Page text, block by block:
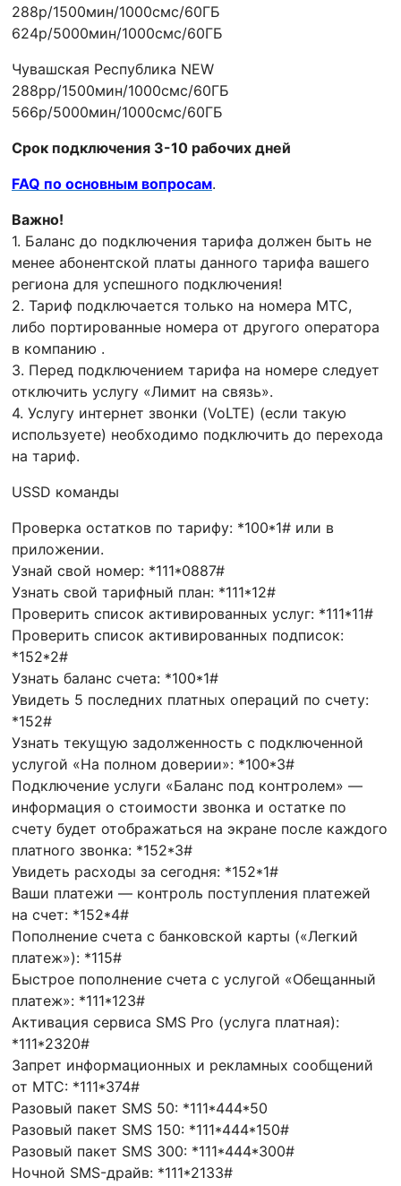
288р/1500мин/1000смс/60ГБ
624р/5000мин/1000смс/60ГБ
Чувашская Республика NEW
288рр/1500мин/1000смс/60ГБ
566р/5000мин/1000смс/60ГБ
Срок подключения 3-10 рабочих дней
FAQ по основным вопросам.
Важно!
1. Баланс до подключения тарифа должен быть не
менее абонентской платы данного тарифа вашего
региона для успешного подключения!
2. Тариф подключается только на номера МТС,
либо портированные номера от другого оператора
в компанию .
3. Перед подключением тарифа на номере следует
отключить услугу «Лимит на связь».
4. Услугу интернет звонки (VoLTE) (если такую
используете) необходимо подключить до перехода
на тариф.
USSD команды
Проверка остатков по тарифу: *100*1# или в
приложении.
Узнай свой номер: *111*0887#
Узнать свой тарифный план: *111*12#
Проверить список активированных услуг: *111*11#
Проверить список активированных подписок:
*152*2#
Узнать баланс счета: *100*1#
Увидеть 5 последних платных операций по счету:
*152#
Узнать текущую задолженность с подключенной
услугой «На полном доверии»: *100*3#
Подключение услуги «Баланс под контролем» —
информация о стоимости звонка и остатке по
счету будет отображаться на экране после каждого
платного звонка: *152*3#
Увидеть расходы за сегодня: *152*1#
Ваши платежи — контроль поступления платежей
на счет: *152*4#
Пополнение счета с банковской карты («Легкий
платеж»): *115#
Быстрое пополнение счета с услугой «Обещанный
платеж»: *111*123#
Активация сервиса SMS Pro (услуга платная):
*111*2320#
Запрет информационных и рекламных сообщений
от МТС: *111*374#
Разовый пакет SMS 50: *111*444*50
Разовый пакет SMS 150: *111*444*150#
Разовый пакет SMS 300: *111*444*300#
Ночной SMS-драйв: *111*2133#